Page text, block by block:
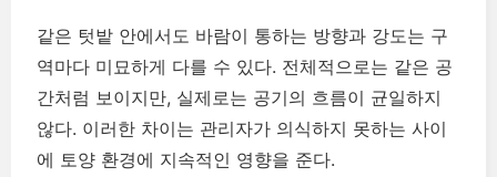
같은 텃밭 안에서도 바람이 통하는 방향과 강도는 구
역마다 미묘하게 다를 수 있다. 전체적으로는 같은 공
간처럼 보이지만, 실제로는 공기의 흐름이 균일하지
않다. 이러한 차이는 관리자가 의식하지 못하는 사이
에 토양 환경에 지속적인 영향을 준다.